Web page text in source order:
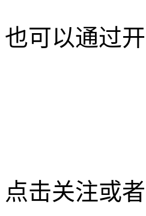
也可以通过
点击关注或者